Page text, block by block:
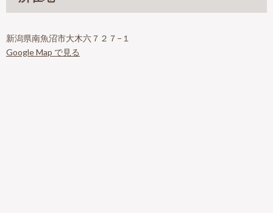
新潟県南魚沼市大木六７２７−１
Google Map で見る